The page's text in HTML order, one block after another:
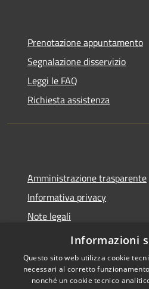
Prenotazione appuntamento
Segnalazione disservizio
Leggi le FAQ
Richiesta assistenza
Amministrazione trasparente
Informativa privacy
Note legali
Dichiarazione di accessibilità
Informazioni
Questo sito web utilizza cookie
necessari al corretto
nonché un cookie tecnico